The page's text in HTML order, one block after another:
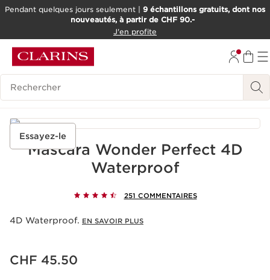
ALLER AU CONTENU
OUTIL D'ACCESSIBILITÉ
Pendant quelques jours seulement | 9 échantillons gratuits, dont nos
nouveautés, à partir de CHF 90.-
J'en profite
Historique des recherches
Essayez-le
Mascara Wonder Perfect 4D
Waterproof
251 COMMENTAIRES
4D Waterproof. EN SAVOIR PLUS
Nouveau prix CHF 45.50
CHF 45.50